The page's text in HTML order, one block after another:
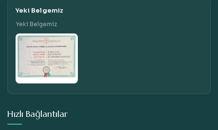
Yeki Belgemiz
Yeki Belgemiz
Hızlı Bağlantılar